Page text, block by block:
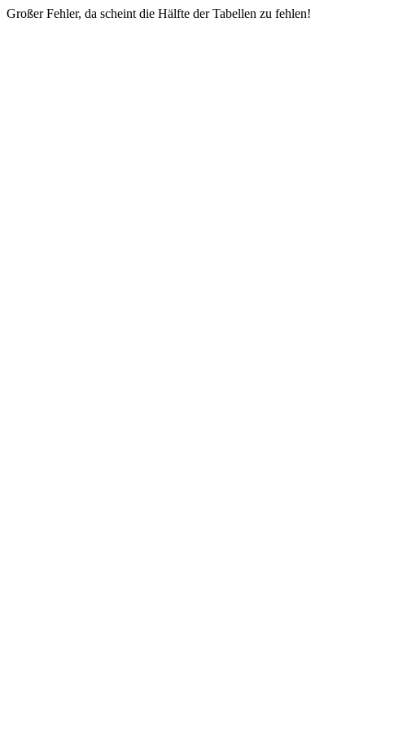
Großer Fehler, da scheint die Hälfte der Tabellen zu fehlen!